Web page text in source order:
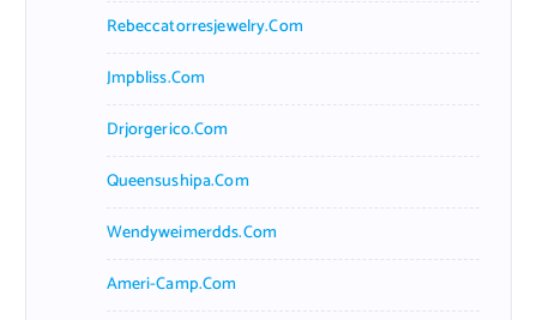
Rebeccatorresjewelry.com
Jmpbliss.com
Drjorgerico.com
Queensushipa.com
Wendyweimerdds.com
Ameri-Camp.com